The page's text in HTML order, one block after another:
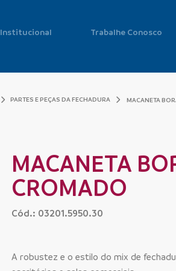
Institucional Trabalhe Conosco
PARTES E PEÇAS DA FECHADURA MACANETA
MACANETA
CROMADO
Cód.: 03201.5950.30
A robustez e o estilo do mix de